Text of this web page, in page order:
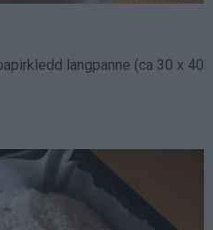
langpanne (ca 30 x 40